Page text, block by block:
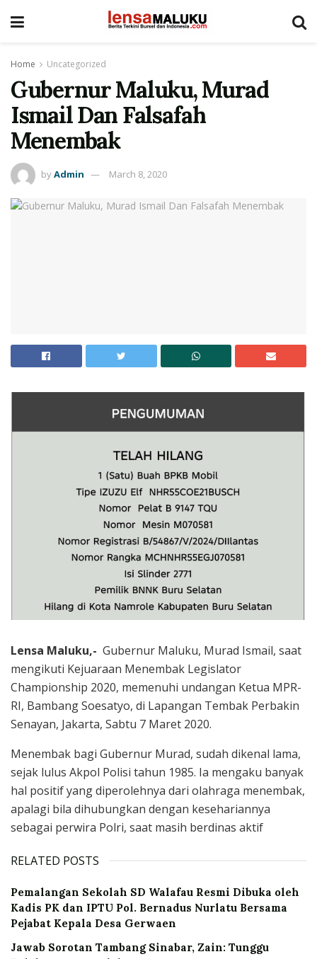
Home Uncategorized
Gubernur Maluku, Murad
Ismail Dan Falsafah
Menembak
byAdmin March 8, 2020
Lensa Maluku,- Gubernur Maluku, Murad Ismail, saat
mengikuti Kejuaraan Menembak Legislator
Championship 2020, memenuhi undangan Ketua MPR-
RI, Bambang Soesatyo, di Lapangan Tembak Perbakin
Senayan, Jakarta, Sabtu 7 Maret 2020.
Menembak bagi Gubernur Murad, sudah dikenal lama,
sejak lulus Akpol Polisi tahun 1985. Ia mengaku banyak
hal positif yang diperolehnya dari olahraga menembak,
apalagi bila dihubungkan dengan kesehariannya
sebagai perwira Polri, saat masih berdinas aktif
RELATED POSTS
Pemalangan Sekolah SD Walafau Resmi Dibuka oleh
Kadis PK dan IPTU Pol. Bernadus Nurlatu Bersama
Pejabat Kepala Desa Gerwaen
Jawab Sorotan Tambang Sinabar, Zain: Tunggu